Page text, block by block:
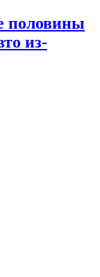
половины
из-